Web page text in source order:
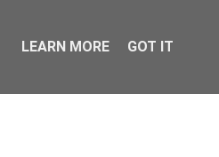
Σ.Α. Επικοινωνία Κόσμος
LEARN MORE GOT IT